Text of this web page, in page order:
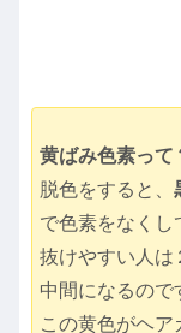
黄ばみ色素って
脱色をすると、
で色素をなくし
抜けやすい人は
中間になるので
この黄色がヘア